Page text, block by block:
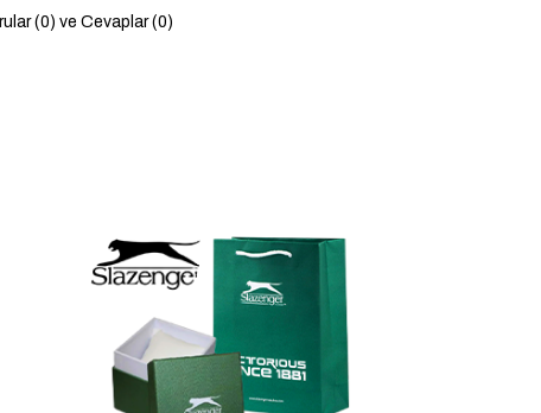
(0) ve Cevaplar (0)